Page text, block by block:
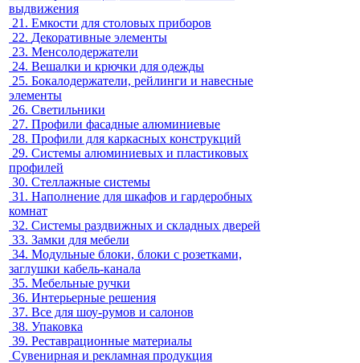
выдвижения
21. Емкости для столовых приборов
22. Декоративные элементы
23. Менсолодержатели
24. Вешалки и крючки для одежды
25. Бокалодержатели, рейлинги и навесные
элементы
26. Светильники
27. Профили фасадные алюминиевые
28. Профили для каркасных конструкций
29. Системы алюминиевых и пластиковых
профилей
30. Стеллажные системы
31. Наполнение для шкафов и гардеробных
комнат
32. Системы раздвижных и складных дверей
33. Замки для мебели
34. Модульные блоки, блоки с розетками,
заглушки кабель-канала
35. Мебельные ручки
36. Интерьерные решения
37. Все для шоу-румов и салонов
38. Упаковка
39. Реставрационные материалы
Сувенирная и рекламная продукция